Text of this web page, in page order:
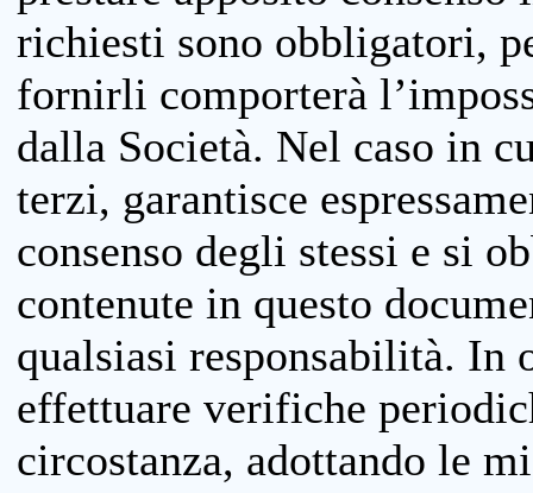
richiesti sono obbligatori,
fornirli comporterà
dalla Società. Nel caso in
terzi, garantisce
consenso degli stessi e si
contenute in questo
qualsiasi responsabilità. In
effettuare verifiche
circostanza, adottando le